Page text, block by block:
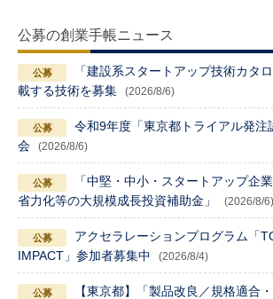
公募の創業手帳ニュース
「建設系スタートアップ技術カタ
載する技術を募集
(2026/8/6)
令和9年度「東京都トライアル発注
会
(2026/8/6)
「中堅・中小・スタートアップ企
省力化等の大規模成長投資補助金」
(2026/8/6)
アクセラレーションプログラム「
IMPACT」参加者募集中
(2026/8/4)
【東京都】「製品改良／規格適合